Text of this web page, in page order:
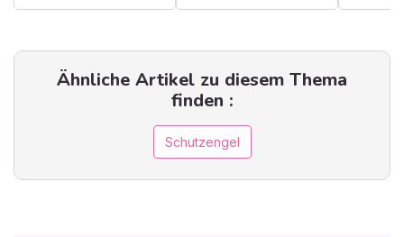
Ähnliche Artikel zu diesem Thema
finden :
Schutzengel